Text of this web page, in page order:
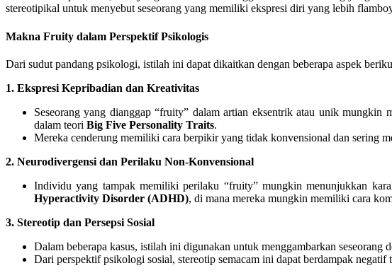
stereotipikal untuk menyebut seseorang yang memiliki ekspresi diri yang lebih
Makna Fruity dalam Perspektif Psikologis
Dari sudut pandang psikologi, istilah ini dapat dikaitkan dengan beberapa aspek
1. Ekspresi Kepribadian dan Kreativitas
Seseorang yang dianggap “fruity” dalam artian eksentrik atau unik mungkin
dalam teori Big Five Personality Traits.
Mereka cenderung memiliki cara berpikir yang tidak konvensional dan sering
2. Neurodivergensi dan Perilaku Non-Konvensional
Individu yang tampak memiliki perilaku “fruity” mungkin menunjukkan
Hyperactivity Disorder (ADHD), di mana mereka mungkin memiliki cara
3. Stereotip dan Persepsi Sosial
Dalam beberapa kasus, istilah ini digunakan untuk menggambarkan seseorang
Dari perspektif psikologi sosial, stereotip semacam ini dapat berdampak negatif